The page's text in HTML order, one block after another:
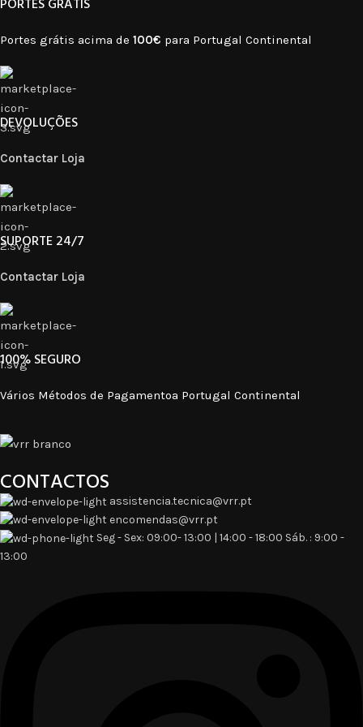
PORTES GRÁTIS
Portes grátis acima de 100€ para Portugal Continental
DEVOLUÇÕES
Contactar Loja
SUPORTE 24/7
Contactar Loja
100% SEGURO​
Vários Métodos de Pagamentoa Portugal Continental
CONTACTOS
assistencia.tecnica@vrr.pt
encomendas@vrr.pt
Seg - Sex: 09:00- 13:00 | 14:00 - 18:00 Sáb. : 9:00 -
13:00